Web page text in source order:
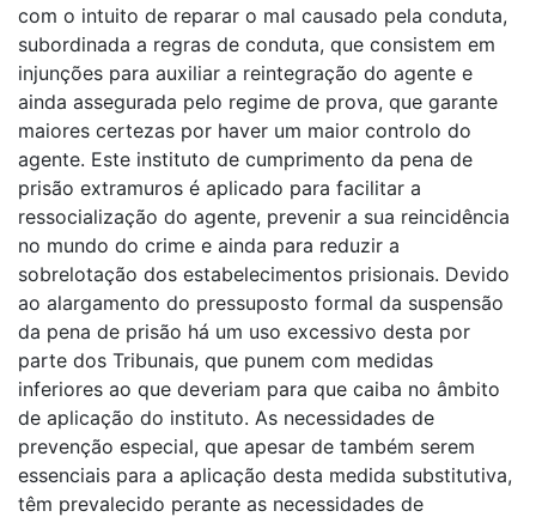
com o intuito de reparar o mal causado pela conduta,
subordinada a regras de conduta, que consistem em
injunções para auxiliar a reintegração do agente e
ainda assegurada pelo regime de prova, que garante
maiores certezas por haver um maior controlo do
agente. Este instituto de cumprimento da pena de
prisão extramuros é aplicado para facilitar a
ressocialização do agente, prevenir a sua reincidência
no mundo do crime e ainda para reduzir a
sobrelotação dos estabelecimentos prisionais. Devido
ao alargamento do pressuposto formal da suspensão
da pena de prisão há um uso excessivo desta por
parte dos Tribunais, que punem com medidas
inferiores ao que deveriam para que caiba no âmbito
de aplicação do instituto. As necessidades de
prevenção especial, que apesar de também serem
essenciais para a aplicação desta medida substitutiva,
têm prevalecido perante as necessidades de